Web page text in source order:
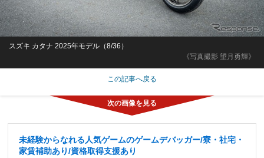
《写真撮影 望月勇輝》
スズキ カタナ 2025年モデル（8/36）
この記事へ戻る
未経験からなれる人気ゲームのゲームデバッガー/寮・社宅・
家賃補助あり/資格取得支援あり